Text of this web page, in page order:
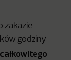
zakazie
godziny